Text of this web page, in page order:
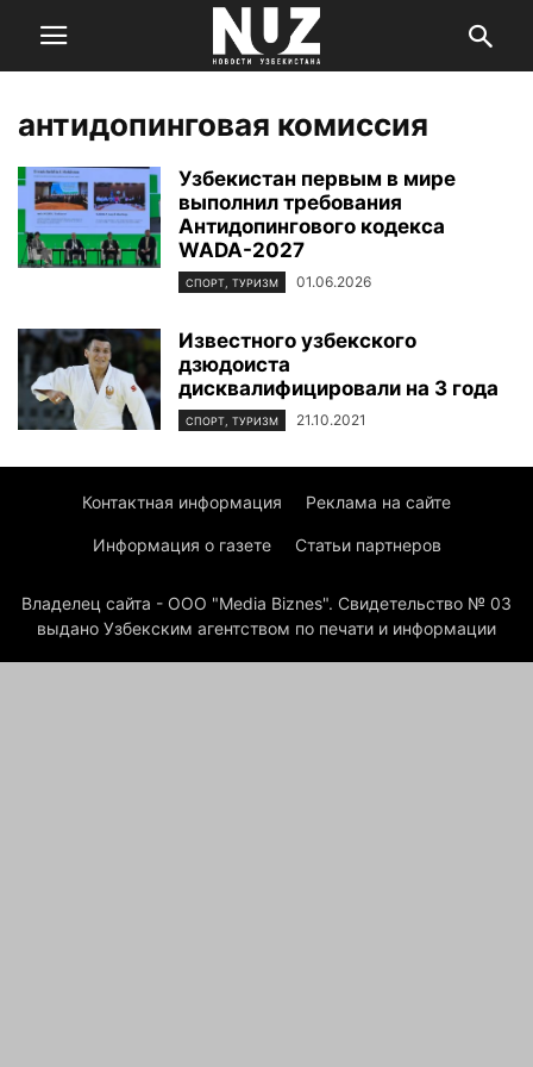
антидопинговая комиссия
Узбекистан первым в мире
выполнил требования
Антидопингового кодекса
WADA-2027
СПОРТ, ТУРИЗМ 01.06.2026
Известного узбекского
дзюдоиста
дисквалифицировали на 3 года
СПОРТ, ТУРИЗМ 21.10.2021
Контактная информация Реклама на сайте
Информация о газете Статьи партнеров
Владелец сайта - ООО "Media Biznes". Свидетельство № 03
выдано Узбекским агентством по печати и информации